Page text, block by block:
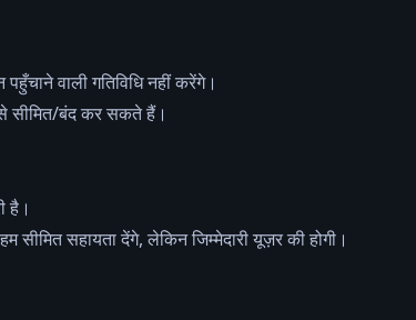
वाली गतिविधि नहीं करेंगे।
सीमित/बंद कर सकते हैं।
है।
सहायता देंगे, लेकिन जिम्मेदारी यूज़र की होगी।